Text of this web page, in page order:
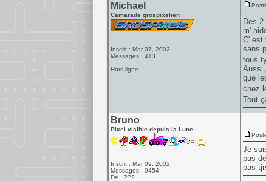
Michael
Camarade grospixelien
Inscrit : Mar 07, 2002
Messages : 413
Hors ligne
Des 2
m'
C' est
sans
tous
que
chez
Tout
Bruno
Pixel visible depuis la Lune
Inscrit : Mar 09, 2002
Messages : 9454
De : ???
Je
pas
pas